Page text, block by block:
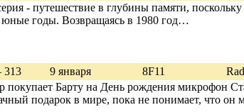
- путешествие в глубины памяти,
юные годы. Возвращаясь в 1980 год…
9 января 8F11
покупает Барту на День рождения микрофон
подарок в мире, пока не понимает, что он